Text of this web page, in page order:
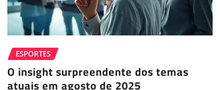
ESPORTES
O insight surpreendente dos temas
atuais em agosto de 2025